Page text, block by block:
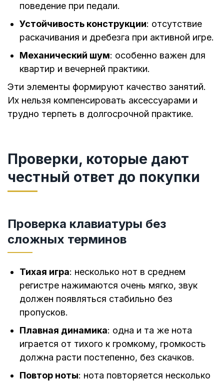
поведение при педали.
Устойчивость конструкции: отсутствие
раскачивания и дребезга при активной игре.
Механический шум: особенно важен для
квартир и вечерней практики.
Эти элементы формируют качество занятий.
Их нельзя компенсировать аксессуарами и
трудно терпеть в долгосрочной практике.
Проверки, которые дают
честный ответ до покупки
Проверка клавиатуры без
сложных терминов
Тихая игра: несколько нот в среднем
регистре нажимаются очень мягко, звук
должен появляться стабильно без
пропусков.
Плавная динамика: одна и та же нота
играется от тихого к громкому, громкость
должна расти постепенно, без скачков.
Повтор ноты: нота повторяется несколько